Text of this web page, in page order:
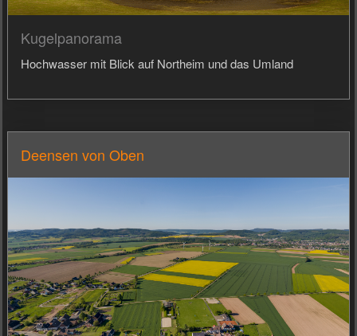
Kugelpanorama
Hochwasser mit Blick auf Northeim und das Umland
Deensen von Oben